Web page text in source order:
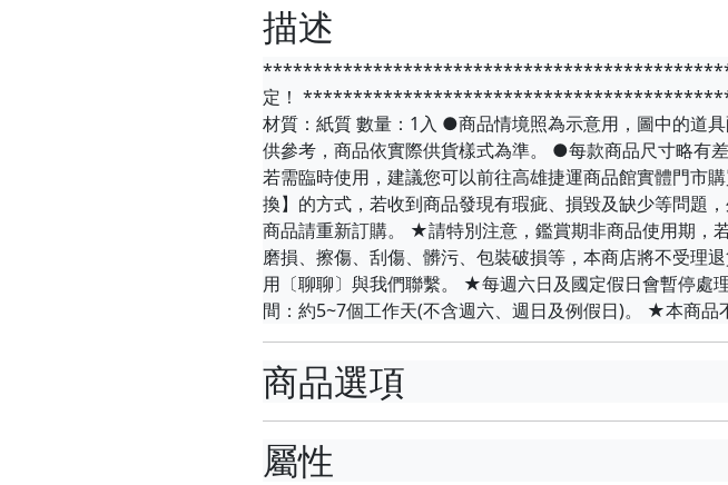
描述
定！
材質：紙質 數量：1入 ●商品情境照為示意用，圖中的道
供參考，商品依實際供貨樣式為準。 ●每款商品尺寸略有
若需臨時使用，建議您可以前往高雄捷運商品館實體門市
換】的方式，若收到商品發現有瑕疵、損毀及缺少等問題
商品請重新訂購。 ★請特別注意，鑑賞期非商品使用期，
磨損、擦傷、刮傷、髒污、包裝破損等，本商店將不受理
用〔聊聊〕與我們聯繫。 ★每週六日及國定假日會暫停
間：約5~7個工作天(不含週六、週日及例假日)。 ★本商品
商品選項
屬性